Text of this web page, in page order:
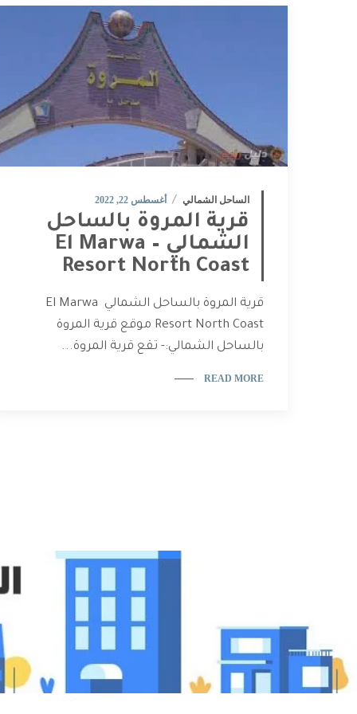
الساحل الشمالي أغسطس 22, 2022
قرية المروة بالساحل
الشمالي – El Marwa
Resort North Coast
قرية المروة بالساحل الشمالي El Marwa
Resort North Coast موقع قرية المروة
بالساحل الشمالي:- تقع قرية المروة...
READ MORE